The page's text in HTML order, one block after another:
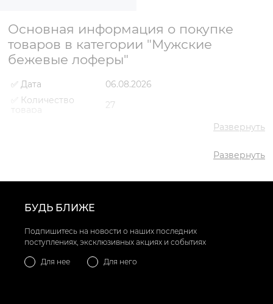
Основная информация о покупке
товаров в категории "Мужские
бежевые лоферы"
✅ Дата
06.08.2026
✅ Количество
товара
27
популярный товар
Развернуть
Развернуть
БУДЬ БЛИЖЕ
Подпишитесь на новости о наших последних
поступлениях, эксклюзивных акциях и событиях
Для нее Для него